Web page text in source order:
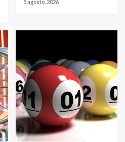
5 agosto, 2026